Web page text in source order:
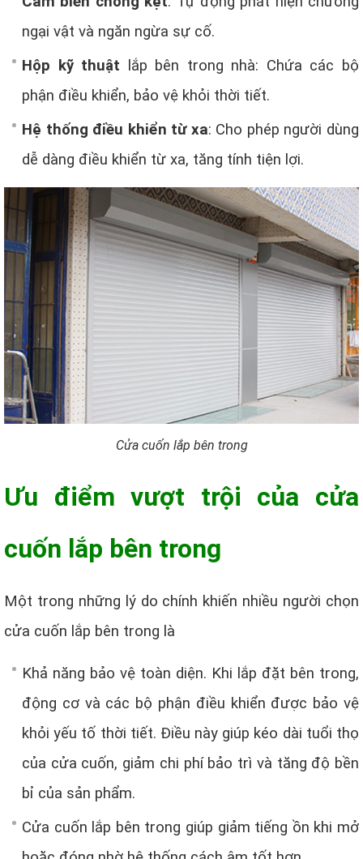
ngại vật và ngăn ngừa sự cố.
Hộp kỹ thuật lắp bên trong nhà: Chứa các bộ
phận điều khiển, bảo vệ khỏi thời tiết.
Hệ thống điều khiển từ xa: Cho phép người dùng
dễ dàng điều khiển từ xa, tăng tính tiện lợi.
Cửa cuốn lắp bên trong
Ưu điểm vượt trội của cửa
cuốn lắp bên trong
Một trong những lý do chính khiến nhiều người chọn
cửa cuốn lắp bên trong là
Khả năng bảo vệ toàn diện. Khi lắp đặt bên trong,
động cơ và các bộ phận điều khiển được bảo vệ
khỏi yếu tố thời tiết. Điều này giúp kéo dài tuổi thọ
của cửa cuốn, giảm chi phí bảo trì và tăng độ bền
bỉ của sản phẩm.
Cửa cuốn lắp bên trong giúp giảm tiếng ồn khi mở